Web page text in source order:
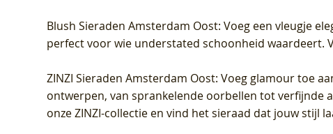
Blush Sieraden Amsterdam Oost: Voeg een vleugje
perfect voor wie understated schoonheid waardeert.
ZINZI Sieraden Amsterdam Oost: Voeg glamour toe
ontwerpen, van sprankelende oorbellen tot verfijnde
onze ZINZI-collectie en vind het sieraad dat jouw stijl